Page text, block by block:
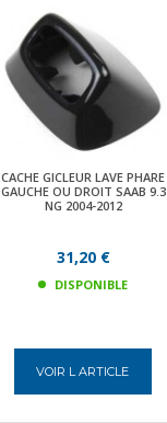
CACHE GICLEUR LAVE PHARE
GAUCHE OU DROIT SAAB 9.3
NG 2004-2012
31,20 €
DISPONIBLE
VOIR L ARTICLE